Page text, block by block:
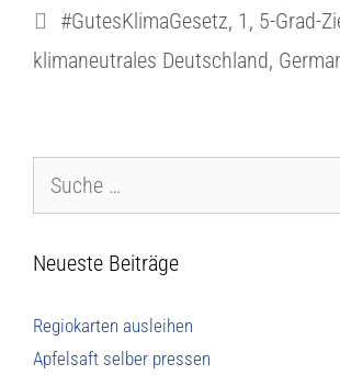
#GutesKlimaGesetz, 1 , 5-Grad-
klimaneutrales Deutschland,
Neueste Beiträge
Regiokarten ausleihen
Apfelsaft selber pressen